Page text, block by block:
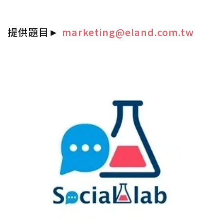
提供題目 ► marketing@eland.com.tw